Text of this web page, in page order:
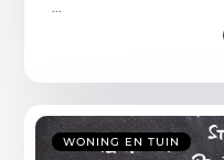
WONING EN TUIN